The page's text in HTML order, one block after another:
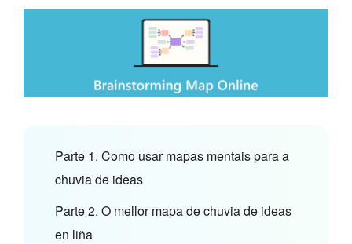
Parte 1. Como usar mapas mentais para a
chuvia de ideas
Parte 2. O mellor mapa de chuvia de ideas
en liña